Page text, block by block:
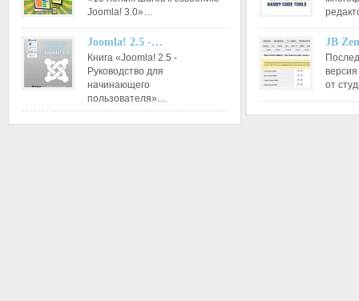
Joomla! 3.0»…
Joomla! 2.5 -…
Книга «Joomla! 2.5 -
Руководство для
начинающего
пользователя»…
JB
от